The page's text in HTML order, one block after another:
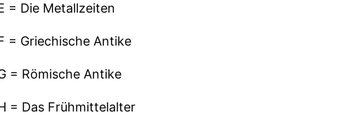
= Die Metallzeiten
= Griechische Antike
= Römische Antike
= Das Frühmittelalter